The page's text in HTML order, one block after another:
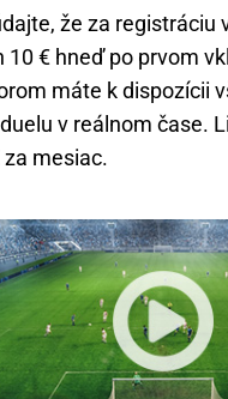
že za registráciu
€ hneď po prvom
máte k dispozícii
v reálnom čase.
mesiac.